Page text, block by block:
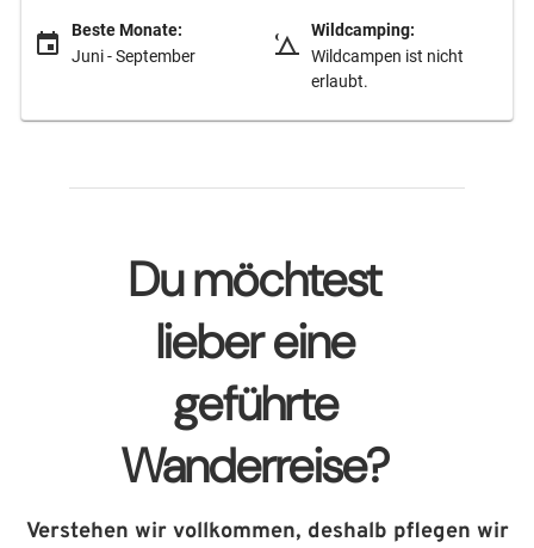
Beste Monate:
Juni - September
Wildcamping:
Wildcampen ist nicht
erlaubt.
Du möchtest
lieber eine
geführte
Wanderreise?
Verstehen wir vollkommen, deshalb pflegen wir